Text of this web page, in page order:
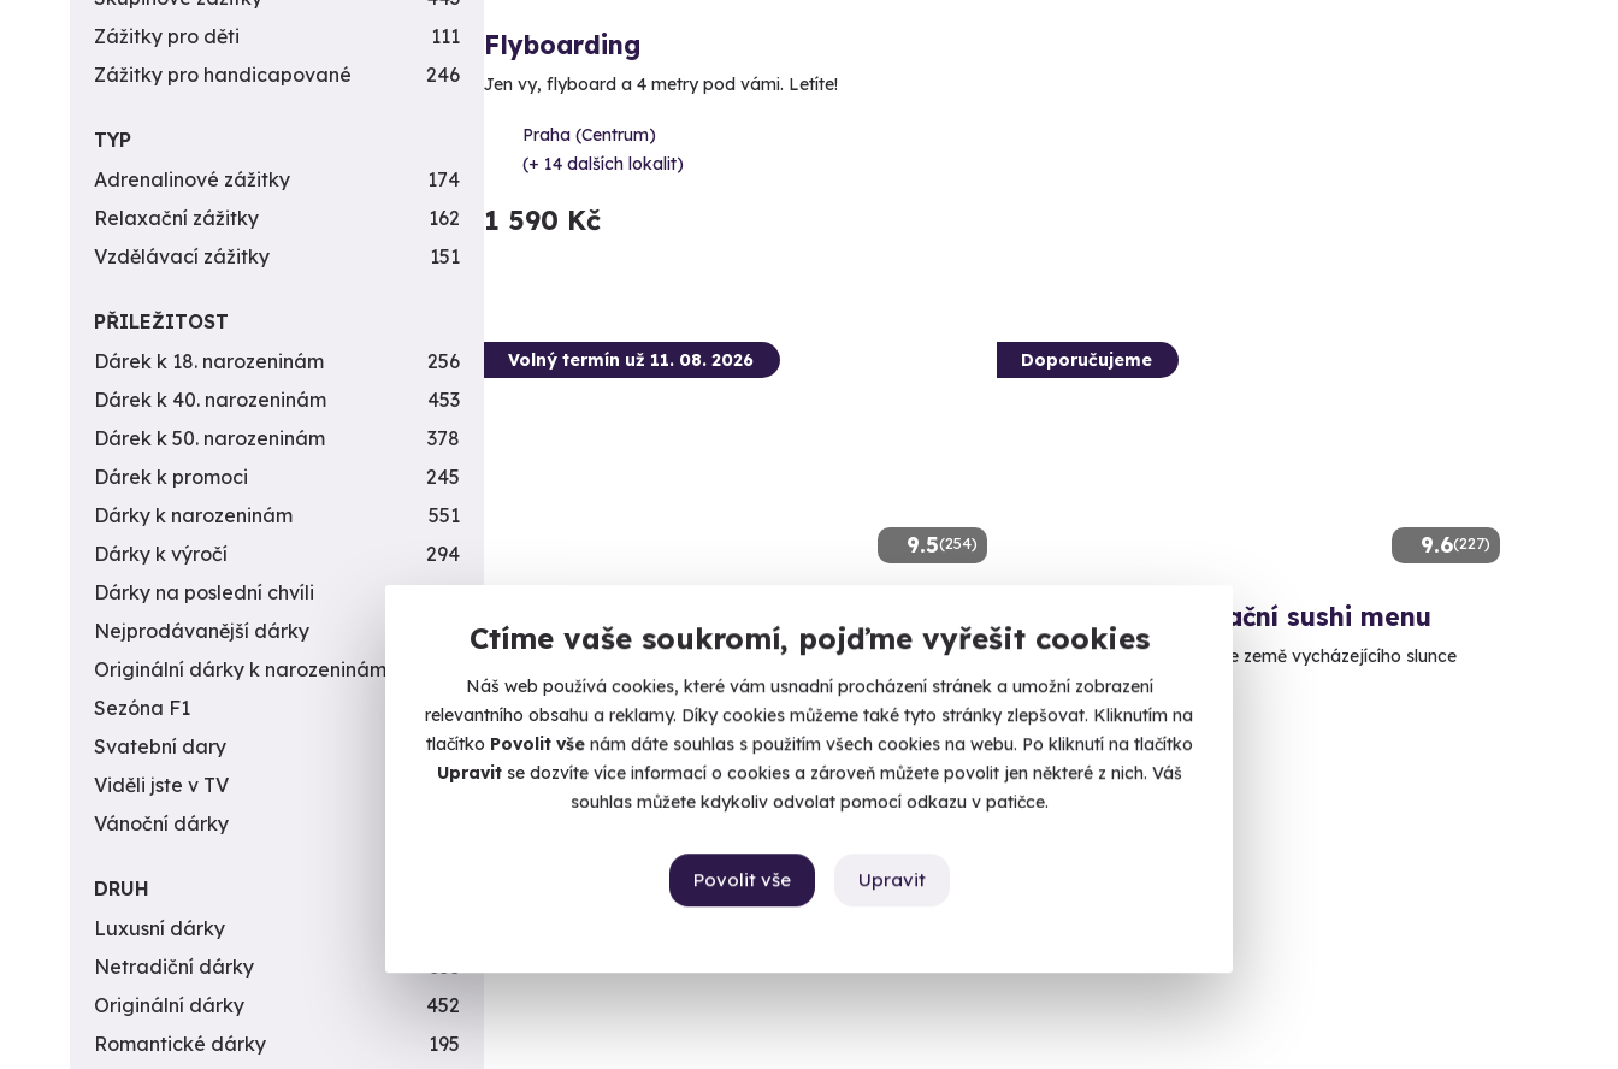
Ctíme vaše soukromí, pojďme vyřešit cookies
Náš web používá cookies, které vám usnadní procházení stránek a umožní zobrazení
relevantního obsahu a reklamy. Díky cookies můžeme také tyto stránky zlepšovat. Kliknutím na
tlačítko Povolit vše nám dáte souhlas s použitím všech cookies na webu. Po kliknutí na tlačítko
Upravitse dozvíte více informací o cookies a zároveň můžete povolit jen některé z nich. Váš
souhlas můžete kdykoliv odvolat pomocí odkazu v patičce.
Upravit
Povolit vše
Flyboarding
Jen vy, flyboard a 4 metry pod vámi. Letíte!
Praha (Centrum)
(+ 14 dalších lokalit)
1 590 Kč
9.5(254)
Volný termín už 11. 08. 2026
Ochutnejte to nejlepší ze světových čokolád.
Praha 6 Dejvice
1 660 Kč
9.6(227)
Doporučujeme
Exkluzivní degustační sushi menu
Ochutnejte to nejlepší sushi ze země vycházejícího slunce
Praha 5
2 450 Kč
Volný termín už 08. 08. 2026
Zážitky pro děti
111
Zážitky pro handicapované
246
TYP
Adrenalinové zážitky
174
Relaxační zážitky
162
Vzdělávací zážitky
151
PŘILEŽITOST
Dárek k 18. narozeninám
256
Dárek k 40. narozeninám
453
Dárek k 50. narozeninám
378
Dárek k promoci
245
Dárky k narozeninám
551
Dárky k výročí
294
Dárky na poslední chvíli
450
Nejprodávanější dárky
Originální dárky k narozeninám
Sezóna F1
4
Svatební dary
196
Viděli jste v TV
31
Vánoční dárky
DRUH
Luxusní dárky
Netradiční dárky
353
Originální dárky
452
Romantické dárky
195